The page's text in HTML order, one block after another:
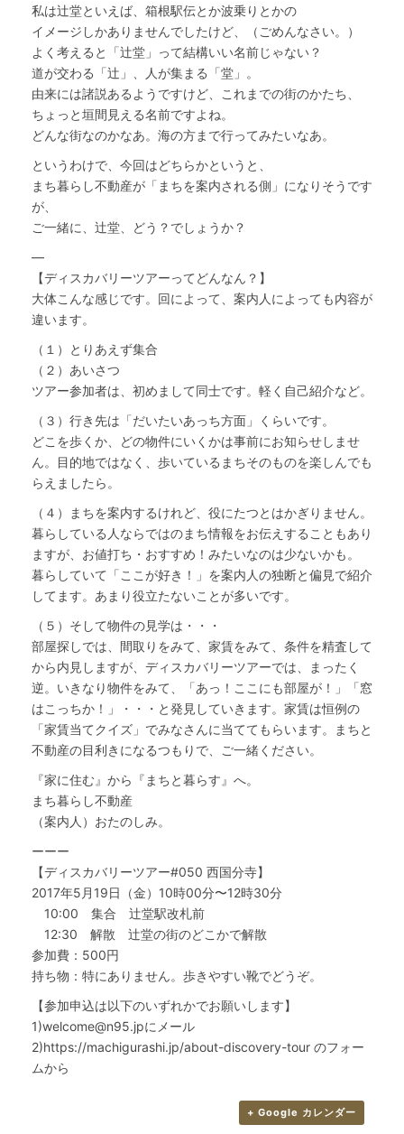
私は辻堂といえば、箱根駅伝とか波乗りとかの
イメージしかありませんでしたけど、（ごめんなさい。）
よく考えると「辻堂」って結構いい名前じゃない？
道が交わる「辻」、人が集まる「堂」。
由来には諸説あるようですけど、これまでの街のかたち、
ちょっと垣間見える名前ですよね。
どんな街なのかなあ。海の方まで行ってみたいなあ。
というわけで、今回はどちらかというと、
まち暮らし不動産が「まちを案内される側」になりそうです
が、
ご一緒に、辻堂、どう？でしょうか？
—
【ディスカバリーツアーってどんなん？】
大体こんな感じです。回によって、案内人によっても内容が
違います。
（１）とりあえず集合
（２）あいさつ
ツアー参加者は、初めまして同士です。軽く自己紹介など。
（３）行き先は「だいたいあっち方面」くらいです。
どこを歩くか、どの物件にいくかは事前にお知らせしませ
ん。目的地ではなく、歩いているまちそのものを楽しんでも
らえましたら。
（４）まちを案内するけれど、役にたつとはかぎりません。
暮らしている人ならではのまち情報をお伝えすることもあり
ますが、お値打ち・おすすめ！みたいなのは少ないかも。
暮らしていて「ここが好き！」を案内人の独断と偏見で紹介
してます。あまり役立たないことが多いです。
（５）そして物件の見学は・・・
部屋探しでは、間取りをみて、家賃をみて、条件を精査して
から内見しますが、ディスカバリーツアーでは、まったく
逆。いきなり物件をみて、「あっ！ここにも部屋が！」「窓
はこっちか！」・・・と発見していきます。家賃は恒例の
「家賃当てクイズ」でみなさんに当ててもらいます。まちと
不動産の目利きになるつもりで、ご一緒ください。
『家に住む』から『まちと暮らす』へ。
まち暮らし不動産
（案内人）おたのしみ。
ーーー
【ディスカバリーツアー#050 西国分寺】
2017年5月19日（金）10時00分〜12時30分
10:00 集合 辻堂駅改札前
12:30 解散 辻堂の街のどこかで解散
参加費：500円
持ち物：特にありません。歩きやすい靴でどうぞ。
【参加申込は以下のいずれかでお願いします】
1)welcome@n95.jpにメール
2)https://machigurashi.jp/about-discovery-tour のフォー
ムから
+ Google カレンダー